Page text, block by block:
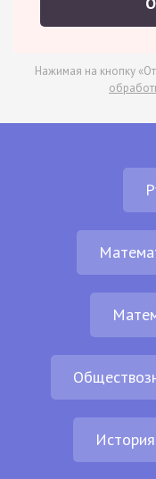
Нажимая на кнопку
История